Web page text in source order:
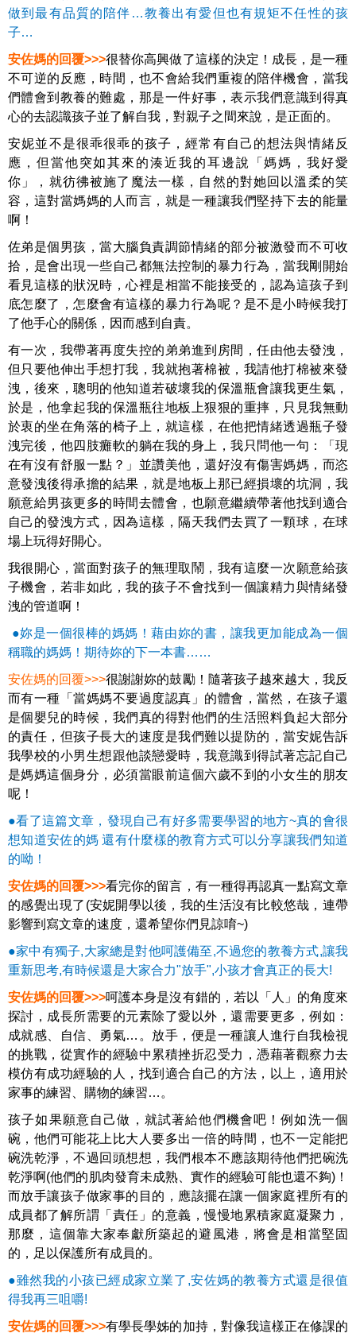
做到最有品質的陪伴…教養出有愛但也有規矩不任性的孩
子…
安佐媽的回覆>>>很替你高興做了這樣的決定！成長，是一種
不可逆的反應，時間，也不會給我們重複的陪伴機會，當我
們體會到教養的難處，那是一件好事，表示我們意識到得真
心的去認識孩子並了解自我，對親子之間來說，是正面的。
安妮並不是很乖很乖的孩子，經常有自己的想法與情緒反
應，但當他突如其來的湊近我的耳邊說「媽媽，我好愛
你」，就彷彿被施了魔法一樣，自然的對她回以溫柔的笑
容，這對當媽媽的人而言，就是一種讓我們堅持下去的能量
啊！
佐弟是個男孩，當大腦負責調節情緒的部分被激發而不可收
拾，是會出現一些自己都無法控制的暴力行為，當我剛開始
看見這樣的狀況時，心裡是相當不能接受的，認為這孩子到
底怎麼了，怎麼會有這樣的暴力行為呢？是不是小時候我打
了他手心的關係，因而感到自責。
有一次，我帶著再度失控的弟弟進到房間，任由他去發洩，
但只要他伸出手想打我，我就抱著棉被，我請他打棉被來發
洩，後來，聰明的他知道若破壞我的保溫瓶會讓我更生氣，
於是，他拿起我的保溫瓶往地板上狠狠的重摔，只見我無動
於衷的坐在角落的椅子上，就這樣，在他把情緒透過瓶子發
洩完後，他四肢癱軟的躺在我的身上，我只問他一句：「現
在有沒有舒服一點？」並讚美他，還好沒有傷害媽媽，而恣
意發洩後得承擔的結果，就是地板上那已經損壞的坑洞，我
願意給男孩更多的時間去體會，也願意繼續帶著他找到適合
自己的發洩方式，因為這樣，隔天我們去買了一顆球，在球
場上玩得好開心。
我很開心，當面對孩子的無理取鬧，我有這麼一次願意給孩
子機會，若非如此，我的孩子不會找到一個讓精力與情緒發
洩的管道啊！
●妳是一個很棒的媽媽！藉由妳的書，讓我更加能成為一個
稱職的媽媽！期待妳的下一本書……
安佐媽的回覆>>>很謝謝妳的鼓勵！隨著孩子越來越大，我反
而有一種「當媽媽不要過度認真」的體會，當然，在孩子還
是個嬰兒的時候，我們真的得對他們的生活照料負起大部分
的責任，但孩子長大的速度是我們難以提防的，當安妮告訴
我學校的小男生想跟他談戀愛時，我意識到得試著忘記自己
是媽媽這個身分，必須當眼前這個六歲不到的小女生的朋友
呢！
●看了這篇文章，發現自己有好多需要學習的地方~真的會很
想知道安佐的媽 還有什麼樣的教育方式可以分享讓我們知道
的呦！
安佐媽的回覆>>>看完你的留言，有一種得再認真一點寫文章
的感覺出現了(安妮開學以後，我的生活沒有比較悠哉，連帶
影響到寫文章的速度，還希望你們見諒唷~)
●家中有獨子,大家總是對他呵護備至,不過您的教養方式,讓我
重新思考,有時候還是大家合力"放手",小孩才會真正的長大!
安佐媽的回覆>>>呵護本身是沒有錯的，若以「人」的角度來
探討，成長所需要的元素除了愛以外，還需要更多，例如：
成就感、自信、勇氣…。放手，便是一種讓人進行自我檢視
的挑戰，從實作的經驗中累積挫折忍受力，憑藉著觀察力去
模仿有成功經驗的人，找到適合自己的方法，以上，適用於
家事的練習、購物的練習…。
孩子如果願意自己做，就試著給他們機會吧！例如洗一個
碗，他們可能花上比大人要多出一倍的時間，也不一定能把
碗洗乾淨，不過回頭想想，我們根本不應該期待他們把碗洗
乾淨啊(他們的肌肉發育未成熟、實作的經驗可能也還不夠)！
而放手讓孩子做家事的目的，應該擺在讓一個家庭裡所有的
成員都了解所謂「責任」的意義，慢慢地累積家庭凝聚力，
那麼，這個靠大家奉獻所築起的避風港，將會是相當堅固
的，足以保護所有成員的。
●雖然我的小孩已經成家立業了,安佐媽的教養方式還是很值
得我再三咀嚼!
安佐媽的回覆>>>有學長學姊的加持，對像我這樣正在修課的